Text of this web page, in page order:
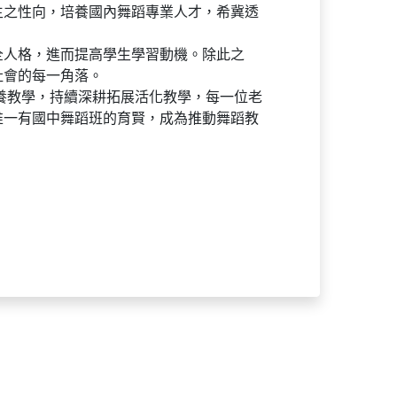
性向，培養國內舞蹈專業人才，希冀透
格，進而提高學生學習動機。除此之
的每一角落。
學，持續深耕拓展活化教學，每一位老
有國中舞蹈班的育賢，成為推動舞蹈教